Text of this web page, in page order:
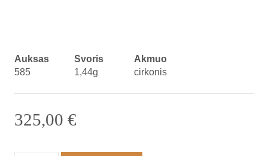
Auksas
585
Svoris
1,44g
Akmuo
cirkonis
325,00 €